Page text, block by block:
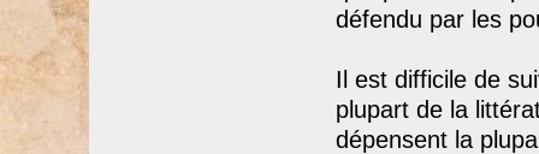
défendu par les
Il est difficile de
plupart de la
dépensent la